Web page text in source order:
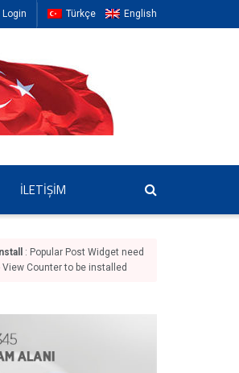
Login Türkçe English
İLETİŞİM
: Popular Post Widget need
View Counter to be installed